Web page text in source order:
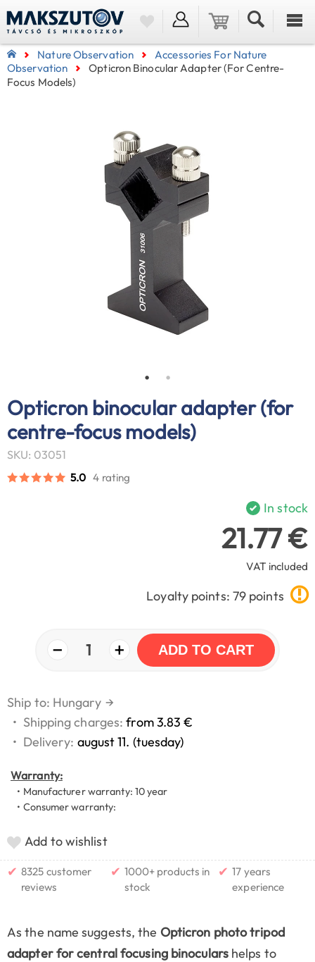
Nature Observation
Accessories For Nature
Observation
Opticron Binocular Adapter (for Centre-
Focus Models)
Opticron binocular adapter (for
centre-focus models)
SKU: 03051
5.0 4 rating
In stock
21.77 €
VAT included
Loyalty points: 79 points
− 1 + ADD TO CART
Ship to: Hungary →
• Shipping charges:from 3.83 €
• Delivery: august 11. (tuesday)
Warranty:
• Manufacturer warranty: 10 year
• Consumer warranty:
Add to wishlist
✔ 8325 customer
reviews
✔ 1000+ products in
stock
✔ 17 years
experience
As the name suggests, the Opticron photo tripod
adapter for central focusing binocularshelps to